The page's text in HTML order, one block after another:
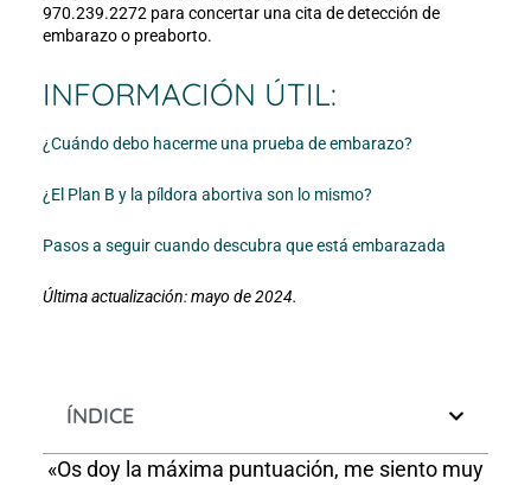
ÍNDICE
«Os doy la máxima puntuación, me siento muy
970.239.2272 para concertar una cita de detección de
embarazo o preaborto.
INFORMACIÓN ÚTIL:
¿Cuándo debo hacerme una prueba de embarazo?
¿El Plan B y la píldora abortiva son lo mismo?
Pasos a seguir cuando descubra que está embarazada
Última actualización: mayo de 2024.